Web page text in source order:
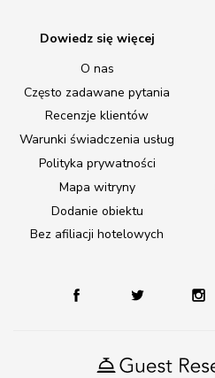
Dowiedz się więcej
O nas
Często zadawane pytania
Recenzje klientów
Warunki świadczenia usług
Polityka prywatności
Mapa witryny
Dodanie obiektu
Bez afiliacji hotelowych